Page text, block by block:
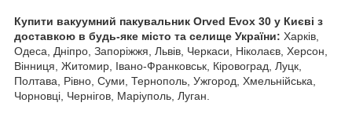
Купити вакуумний пакувальник Orved Evox 30 у Києві з
доставкою в будь-яке місто та селище України: Харків,
Одеса, Дніпро, Запоріжжя, Львів, Черкаси, Ніколаєв, Херсон,
Вінниця, Житомир, Івано-Франковськ, Кіровоград, Луцк,
Полтава, Рівно, Суми, Тернополь, Ужгород, Хмельнійська,
Чорновці, Чернігов, Маріуполь, Луган.